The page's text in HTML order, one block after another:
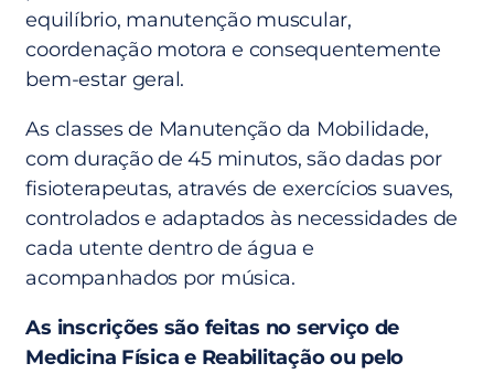
equilíbrio, manutenção muscular,
coordenação motora e consequentemente
bem-estar geral.
As classes de Manutenção da Mobilidade,
com duração de 45 minutos, são dadas por
fisioterapeutas, através de exercícios suaves,
controlados e adaptados às necessidades de
cada utente dentro de água e
acompanhados por música.
As inscrições são feitas no serviço de
Medicina Física e Reabilitação ou pelo